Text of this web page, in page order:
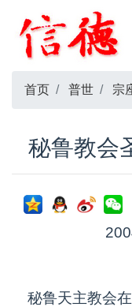
首页 普世 宗
秘鲁教会
秘鲁天主教会